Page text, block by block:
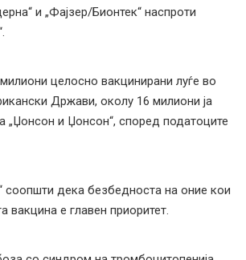
и „Фајзер/Бионтек“ наспроти
целосно вакцинирани луѓе во
Држави, околу 16 милиони ја
„Џонсон и Џонсон“, според податоците
соопшти дека безбедноста на оние кои
вакцина е главен приоритет.